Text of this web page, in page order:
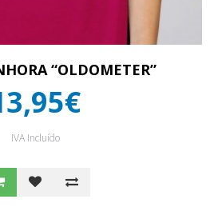
“OLDOMETER”
IVA Incluído